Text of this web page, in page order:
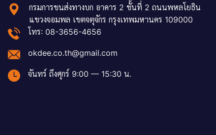
กรมการขนส่งทางบก อาคาร 2 ชั้นที่ 2 ถนนพหลโยธิน
แขวงจอมพล เขตจตุจักร กรุงเทพมหานคร 109000
โทร: 08-3656-4656
okdee.co.th@gmail.com
จันทร์ ถึงศุกร์ 9:00 — 15:30 น.